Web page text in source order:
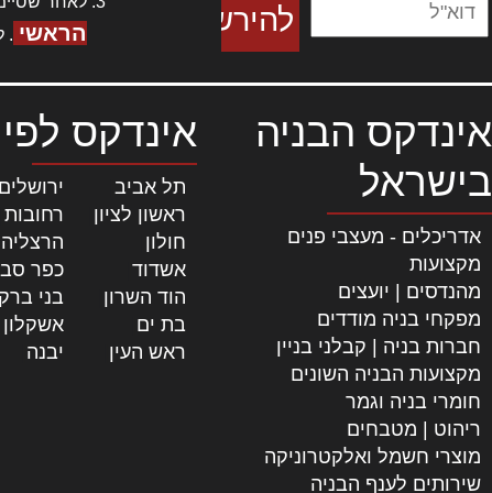
הראשי .
אינדקס הבניה
בישראל
אדריכלים - מעצבי פנים
מקצועות
מהנדסים | יועצים
מפקחי בניה מודדים
חברות בניה | קבלני בניין
מקצועות הבניה השונים
חומרי בניה וגמר
ריהוט | מטבחים
מוצרי חשמל ואלקטרוניקה
שירותים לענף הבניה
אינדקס
תל אביב ירושלים
ראשון לציון
רחובות|
חולון
הרצליה
אשדוד
כפר
הוד השרון
בני ברק
בת ים
אשקלון
ראש העין
יבנה